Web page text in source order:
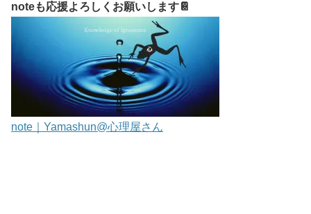
noteも応援よろしくお願いします📔
note｜Yamashun@心理屋さん